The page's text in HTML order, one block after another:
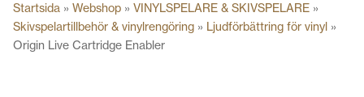
Startsida » Webshop » VINYLSPELARE & SKIVSPELARE »
Skivspelartillbehör & vinylrengöring » Ljudförbättring för vinyl »
Origin Live Cartridge Enabler